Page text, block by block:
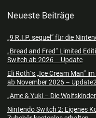
Neueste Beiträge
„9 R.I.P. sequel“ für die
„Bread and Fred“ Limited
Switch ab 2026 – Update
Eli Roth´s „Ice Cream Man“
ab November 2026 – Update2
„Ame & Yuki – Die
Nintendo Switch 2: Eigenes